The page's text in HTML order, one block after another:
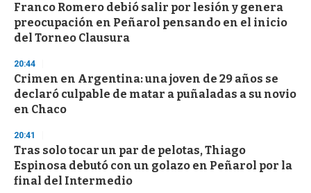
Franco Romero debió salir por lesión y genera
preocupación en Peñarol pensando en el inicio
del Torneo Clausura
20:44
Crimen en Argentina: una joven de 29 años se
declaró culpable de matar a puñaladas a su novio
en Chaco
20:41
Tras solo tocar un par de pelotas, Thiago
Espinosa debutó con un golazo en Peñarol por la
final del Intermedio